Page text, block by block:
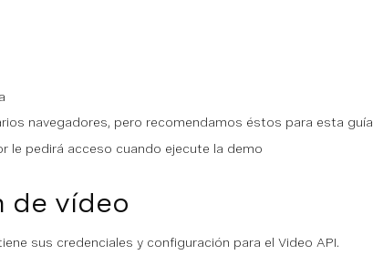
navegadores, pero recomendamos éstos para esta guía
le pedirá acceso cuando ejecute la demo
de vídeo
sus credenciales y configuración para el Video API.